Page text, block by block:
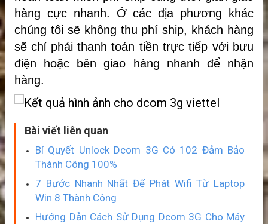
hàng cực nhanh. Ở các địa phương khác
chúng tôi sẽ không thu phí ship, khách hàng
sẽ chỉ phải thanh toán tiền trực tiếp với bưu
điện hoặc bên giao hàng nhanh để nhận
hàng.
Bài viết liên quan
Bí Quyết Unlock Dcom 3G Có 102 Đảm Bảo
Thành Công 100%
7 Bước Nhanh Nhất Để Phát Wifi Từ Laptop
Win 8 Thành Công
Hướng Dẫn Cách Sử Dụng Dcom 3G Cho Máy